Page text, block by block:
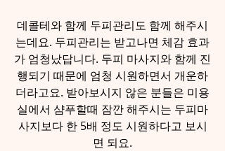
데콜테와 함께 두피관리도 함께 해주시
는데요. 두피관리는 받고나면 체감 효과
가 엄청났답니다. 두피 마사지와 함께 진
행되기 때문에 엄청 시원하면서 개운하
더라고요. 받아보시지 않은 분들은 미용
실에서 샴푸할때 잠깐 해주시는 두피마
사지보다 한 5배 정도 시원하다고 보시
면 되요.